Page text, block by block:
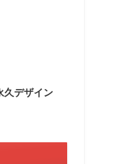
久デザイン